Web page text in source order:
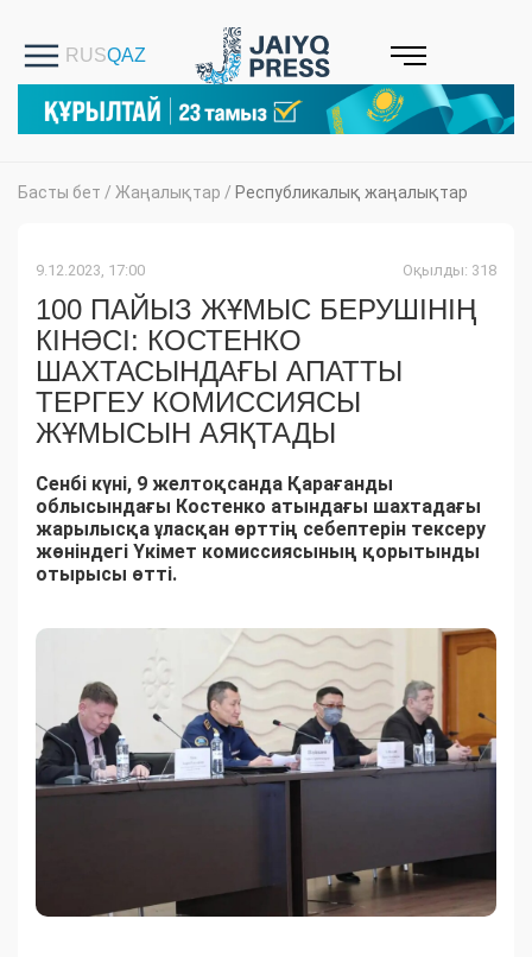
Басты бет / Жаңалықтар / Республикалық жаңалықтар
9.12.2023, 17:00 Оқылды: 318
100 ПАЙЫЗ ЖҰМЫС БЕРУШІНІҢ
КІНӘСІ: КОСТЕНКО
ШАХТАСЫНДАҒЫ АПАТТЫ
ТЕРГЕУ КОМИССИЯСЫ
ЖҰМЫСЫН АЯҚТАДЫ
Сенбі күні, 9 желтоқсанда Қарағанды
облысындағы Костенко атындағы шахтадағы
жарылысқа ұласқан өрттің себептерін тексеру
жөніндегі Үкімет комиссиясының қорытынды
отырысы өтті.